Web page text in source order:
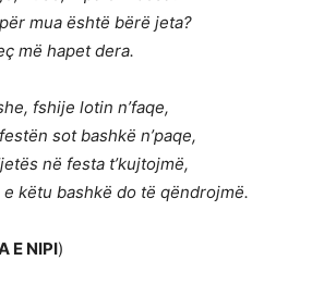
mua është bërë jeta?
më hapet dera.
fshije lotin n’faqe,
sot bashkë n’paqe,
në festa t’kujtojmë,
këtu bashkë do të qëndrojmë.
E NIPI)